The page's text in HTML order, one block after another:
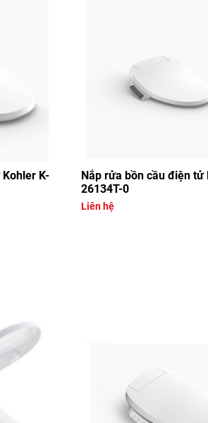
K-
Nắp rửa bồn cầu điện tử
26134T-0
Liên hệ